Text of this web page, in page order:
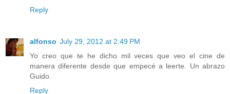
Reply
alfonso July 29, 2012 at 2:49 PM
Yo creo que te he dicho mil veces que veo el cine de
manera diferente desde que empecé a leerte. Un abrazo
Guido.
Reply